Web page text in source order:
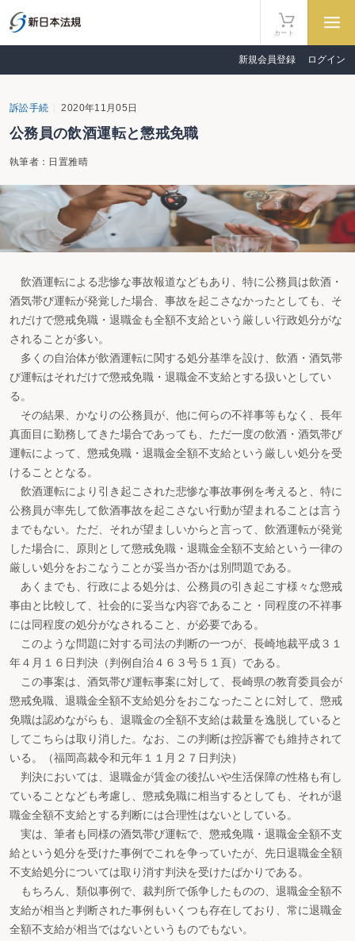
カート
新規会員登録 ログイン
訴訟手続 2020年11月05日
公務員の飲酒運転と懲戒免職
執筆者：日置雅晴
飲酒運転による悲惨な事故報道などもあり、特に公務員は飲酒・
酒気帯び運転が発覚した場合、事故を起こさなかったとしても、そ
れだけで懲戒免職・退職金も全額不支給という厳しい行政処分がな
されることが多い。
多くの自治体が飲酒運転に関する処分基準を設け、飲酒・酒気帯
び運転はそれだけで懲戒免職・退職金不支給とする扱いとしてい
る。
その結果、かなりの公務員が、他に何らの不祥事等もなく、長年
真面目に勤務してきた場合であっても、ただ一度の飲酒・酒気帯び
運転によって、懲戒免職・退職金全額不支給という厳しい処分を受
けることとなる。
飲酒運転により引き起こされた悲惨な事故事例を考えると、特に
公務員が率先して飲酒事故を起こさない行動が望まれることは言う
までもない。ただ、それが望ましいからと言って、飲酒運転が発覚
した場合に、原則として懲戒免職・退職金全額不支給という一律の
厳しい処分をおこなうことが妥当か否かは別問題である。
あくまでも、行政による処分は、公務員の引き起こす様々な懲戒
事由と比較して、社会的に妥当な内容であること・同程度の不祥事
には同程度の処分がなされること、が必要である。
このような問題に対する司法の判断の一つが、長崎地裁平成３１
年４月１６日判決（判例自治４６３号５１頁）である。
この事案は、酒気帯び運転事案に対して、長崎県の教育委員会が
懲戒免職、退職金全額不支給処分をおこなったことに対して、懲戒
免職は認めながらも、退職金の全額不支給は裁量を逸脱していると
してこちらは取り消した。なお、この判断は控訴審でも維持されて
いる。（福岡高裁令和元年１１月２７日判決）
判決においては、退職金が賃金の後払いや生活保障の性格も有し
ていることなども考慮し、懲戒免職に相当するとしても、それが退
職金全額不支給とする判断には合理性はないとしている。
実は、筆者も同様の酒気帯び運転で、懲戒免職・退職金全額不支
給という処分を受けた事例でこれを争っていたが、先日退職金全額
不支給処分については取り消す判決を受けたばかりである。
もちろん、類似事例で、裁判所で係争したものの、退職金全額不
支給が相当と判断された事例もいくつも存在しており、常に退職金
全額不支給が相当ではないというものでもない。